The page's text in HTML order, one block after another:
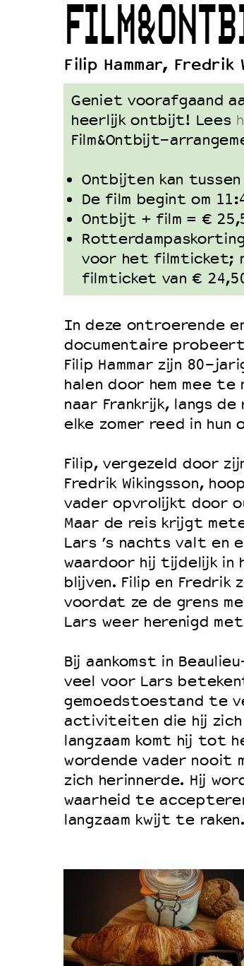
Duurzaamheid
Culturele boycot
Ruimte voor artistieke
Filip Hammar, Fredrik
Geniet voorafgaand
heerlijk ontbijt! Lees
Film&Ontbijt-
Ontbijten kan tussen
De film begint om
Ontbijt + film = €
voor het filmticket;
filmticket van €
In deze ontroerende
documentaire
Filip Hammar zijn 80-
halen door hem mee te
naar Frankrijk, langs
elke zomer reed in hun
Filip, vergezeld door
Fredrik Wikingsson,
vader opvrolijkt door
Maar de reis krijgt
Lars ’s nachts valt en
waardoor hij tijdelijk in
blijven. Filip en
voordat ze de grens
Lars weer herenigd
Bij aankomst in
veel voor Lars
gemoedstoestand te
activiteiten die hij zich
langzaam komt hij tot
wordende vader nooit
zich herinnerde. Hij
waarheid te
langzaam kwijt te raken.